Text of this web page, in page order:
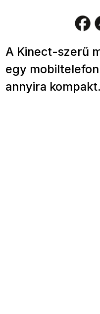
A Kinect-szerű
egy
annyira kompakt.